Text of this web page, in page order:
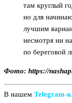
там круглый
но для
лучшим
несмотря ни
по береговой
Фото: https://
В нашем